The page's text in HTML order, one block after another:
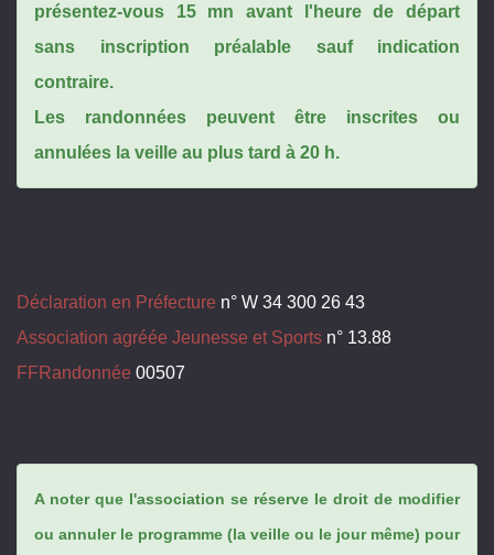
présentez-vous 15 mn avant l'heure de départ
sans inscription préalable sauf indication
contraire.
Les randonnées peuvent être inscrites ou
annulées la veille au plus tard à 20 h.
Déclaration en Préfecture n° W 34 300 26 43
Association agréée Jeunesse et Sports n° 13.88
FFRandonnée 00507
A noter que l'association se réserve le droit de modifier
ou annuler le programme (la veille ou le jour même) pour